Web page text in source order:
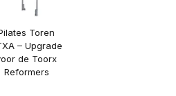
Toren
– Upgrade
de Toorx
Reformers